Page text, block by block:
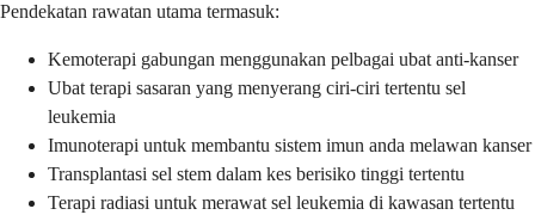
Pendekatan rawatan utama termasuk:
Kemoterapi gabungan menggunakan pelbagai ubat anti-kanser
Ubat terapi sasaran yang menyerang ciri-ciri tertentu sel
leukemia
Imunoterapi untuk membantu sistem imun anda melawan kanser
Transplantasi sel stem dalam kes berisiko tinggi tertentu
Terapi radiasi untuk merawat sel leukemia di kawasan tertentu